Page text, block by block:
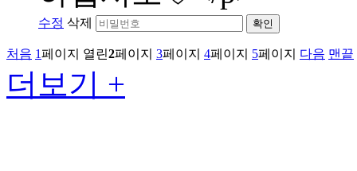
수정 삭제 확인
처음 1페이지 열린2페이지 3페이지 4페이지 5페이지 다음 맨끝
더보기 +